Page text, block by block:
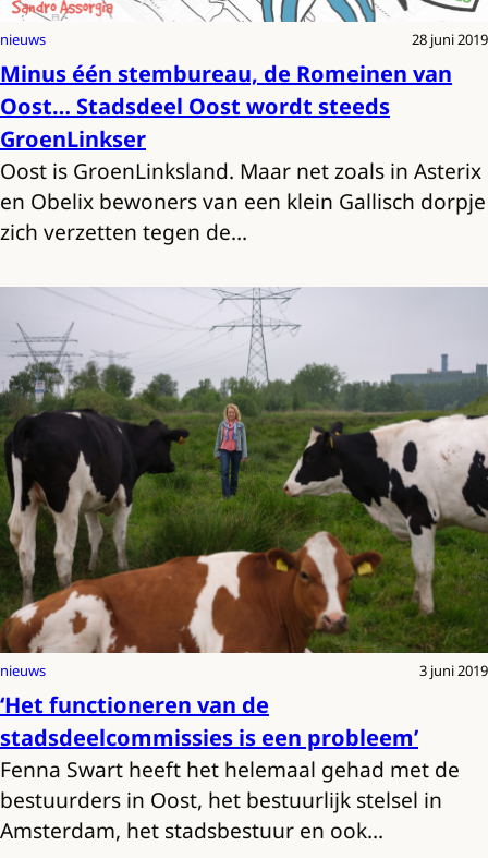
nieuws 28 juni 2019
Minus één stembureau, de Romeinen van
Oost… Stadsdeel Oost wordt steeds
GroenLinkser
Oost is GroenLinksland. Maar net zoals in Asterix
en Obelix bewoners van een klein Gallisch dorpje
zich verzetten tegen de…
nieuws 3 juni 2019
‘Het functioneren van de
stadsdeelcommissies is een probleem’
Fenna Swart heeft het helemaal gehad met de
bestuurders in Oost, het bestuurlijk stelsel in
Amsterdam, het stadsbestuur en ook…